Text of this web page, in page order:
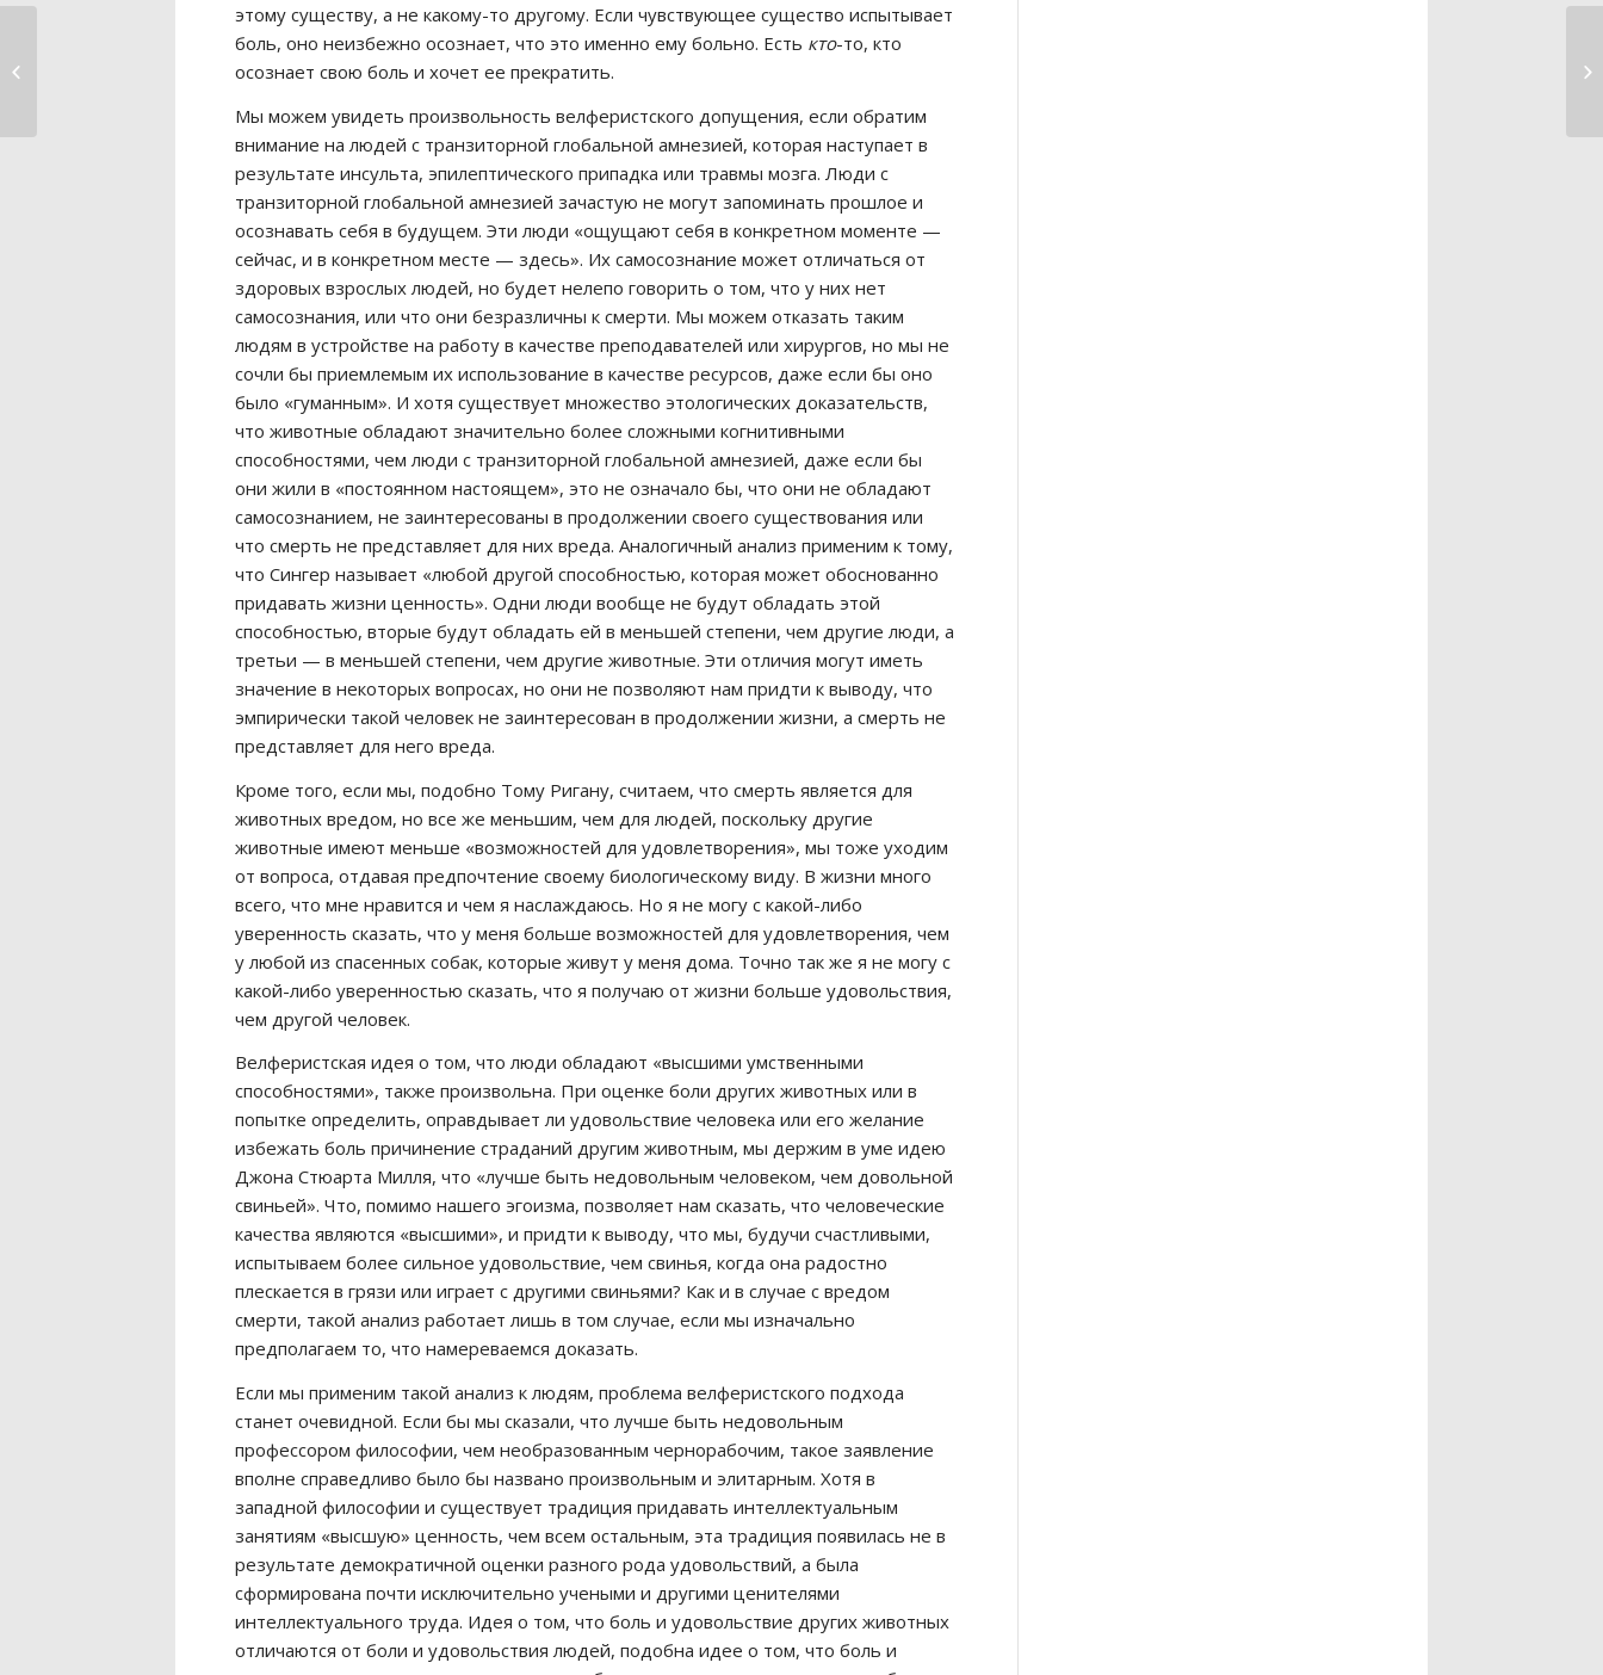
этому существу, а не какому-то другому. Если чувствующее существо испытывает
боль, оно неизбежно осознает, что это именно ему больно. Есть кто-то, кто
осознает свою боль и хочет ее прекратить.
Мы можем увидеть произвольность велферистского допущения, если обратим
внимание на людей с транзиторной глобальной амнезией, которая наступает в
результате инсульта, эпилептического припадка или травмы мозга. Люди с
транзиторной глобальной амнезией зачастую не могут запоминать прошлое и
осознавать себя в будущем. Эти люди «ощущают себя в конкретном моменте —
сейчас, и в конкретном месте — здесь». Их самосознание может отличаться от
здоровых взрослых людей, но будет нелепо говорить о том, что у них нет
самосознания, или что они безразличны к смерти. Мы можем отказать таким
людям в устройстве на работу в качестве преподавателей или хирургов, но мы не
сочли бы приемлемым их использование в качестве ресурсов, даже если бы оно
было «гуманным». И хотя существует множество этологических доказательств,
что животные обладают значительно более сложными когнитивными
способностями, чем люди с транзиторной глобальной амнезией, даже если бы
они жили в «постоянном настоящем», это не означало бы, что они не обладают
самосознанием, не заинтересованы в продолжении своего существования или
что смерть не представляет для них вреда. Аналогичный анализ применим к тому,
что Сингер называет «любой другой способностью, которая может обоснованно
придавать жизни ценность». Одни люди вообще не будут обладать этой
способностью, вторые будут обладать ей в меньшей степени, чем другие люди, а
третьи — в меньшей степени, чем другие животные. Эти отличия могут иметь
значение в некоторых вопросах, но они не позволяют нам придти к выводу, что
эмпирически такой человек не заинтересован в продолжении жизни, а смерть не
представляет для него вреда.
Кроме того, если мы, подобно Тому Ригану, считаем, что смерть является для
животных вредом, но все же меньшим, чем для людей, поскольку другие
животные имеют меньше «возможностей для удовлетворения», мы тоже уходим
от вопроса, отдавая предпочтение своему биологическому виду. В жизни много
всего, что мне нравится и чем я наслаждаюсь. Но я не могу с какой-либо
уверенность сказать, что у меня больше возможностей для удовлетворения, чем
у любой из спасенных собак, которые живут у меня дома. Точно так же я не могу с
какой-либо уверенностью сказать, что я получаю от жизни больше удовольствия,
чем другой человек.
Велферистская идея о том, что люди обладают «высшими умственными
способностями», также произвольна. При оценке боли других животных или в
попытке определить, оправдывает ли удовольствие человека или его желание
избежать боль причинение страданий другим животным, мы держим в уме идею
Джона Стюарта Милля, что «лучше быть недовольным человеком, чем довольной
свиньей». Что, помимо нашего эгоизма, позволяет нам сказать, что человеческие
качества являются «высшими», и придти к выводу, что мы, будучи счастливыми,
испытываем более сильное удовольствие, чем свинья, когда она радостно
плескается в грязи или играет с другими свиньями? Как и в случае с вредом
смерти, такой анализ работает лишь в том случае, если мы изначально
предполагаем то, что намереваемся доказать.
Если мы применим такой анализ к людям, проблема велферистского подхода
станет очевидной. Если бы мы сказали, что лучше быть недовольным
профессором философии, чем необразованным чернорабочим, такое заявление
вполне справедливо было бы названо произвольным и элитарным. Хотя в
западной философии и существует традиция придавать интеллектуальным
занятиям «высшую» ценность, чем всем остальным, эта традиция появилась не в
результате демократичной оценки разного рода удовольствий, а была
сформирована почти исключительно учеными и другими ценителями
интеллектуального труда. Идея о том, что боль и удовольствие других животных
отличаются от боли и удовольствия людей, подобна идее о том, что боль и